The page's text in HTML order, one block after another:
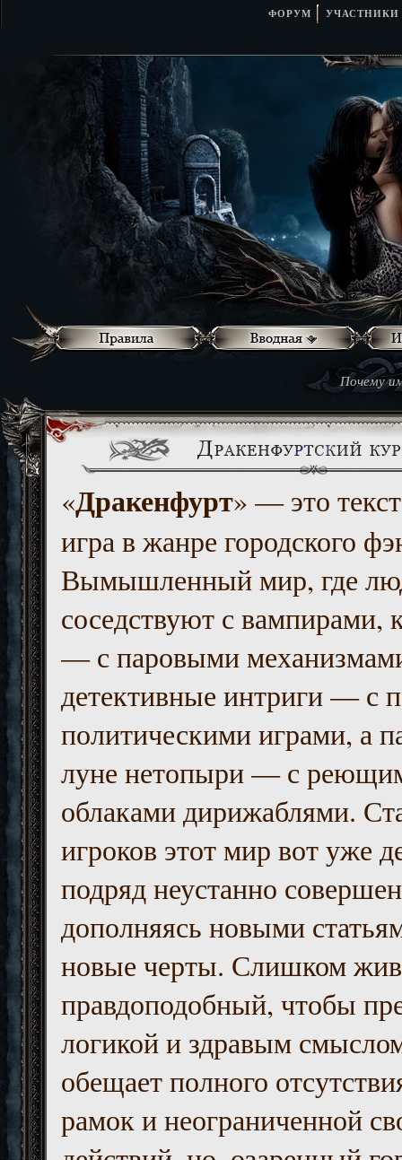
ФОРУМ УЧАСТНИКИ
Почему
«Дракенфурт» — это
игра в жанре городского
Вымышленный мир, где
соседствуют с вампирами,
— с паровыми
детективные интриги — с
политическими играми, а
луне нетопыри — с
облаками дирижаблями.
игроков этот мир вот уже
подряд неустанно
дополняясь новыми
новые черты. Слишком
правдоподобный, чтобы
логикой и здравым
обещает полного
рамок и неограниченной